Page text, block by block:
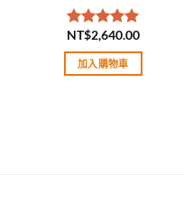
評分5.00
滿分 5
NT$2,640.00
加入購物車